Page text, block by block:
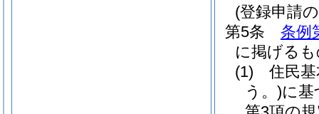
(登録申請
第5条
条例
に掲げる
(1)
住民
う。)に基